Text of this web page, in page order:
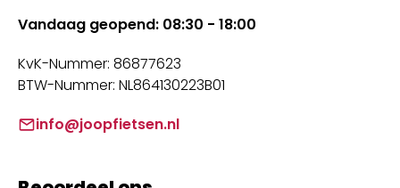
Vandaag geopend: 08:30 - 18:00
KvK-Nummer: 86877623
BTW-Nummer: NL864130223B01
info@joopfietsen.nl